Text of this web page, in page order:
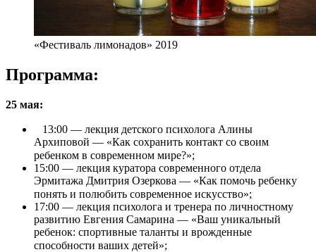
«Фестиваль лимонадов» 2019
Программа:
25 мая:
⠀13:00 — лекция детского психолога Алины
Архиповой — «Как сохранить контакт со своим
ребенком в современном мире?»;⠀
15:00 — лекция куратора современного отдела
Эрмитажа Дмитрия Озеркова — «Как помочь ребенку
понять и полюбить современное искусство»;⠀
17:00 — лекция психолога и тренера по личностному
развитию Евгения Самарина — «Ваш уникальный
ребенок: спортивные таланты и врожденные
способности ваших детей»;⠀